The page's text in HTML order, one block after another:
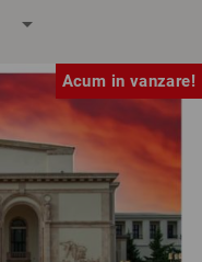
arrow_drop_down
Acum in vanzare!